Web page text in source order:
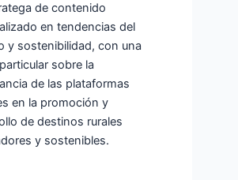
de contenido
en tendencias del
y sostenibilidad, con una
sobre la
de las plataformas
en la promoción y
de destinos rurales
y sostenibles.